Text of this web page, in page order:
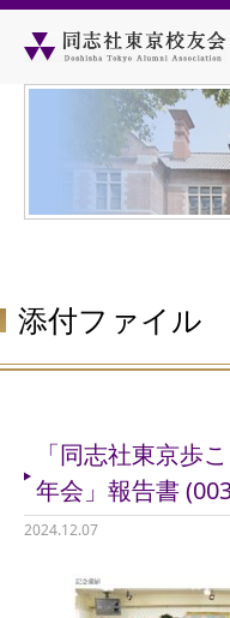
添付ファイル
「同志社東京歩
年会」報告書
2024.12.07